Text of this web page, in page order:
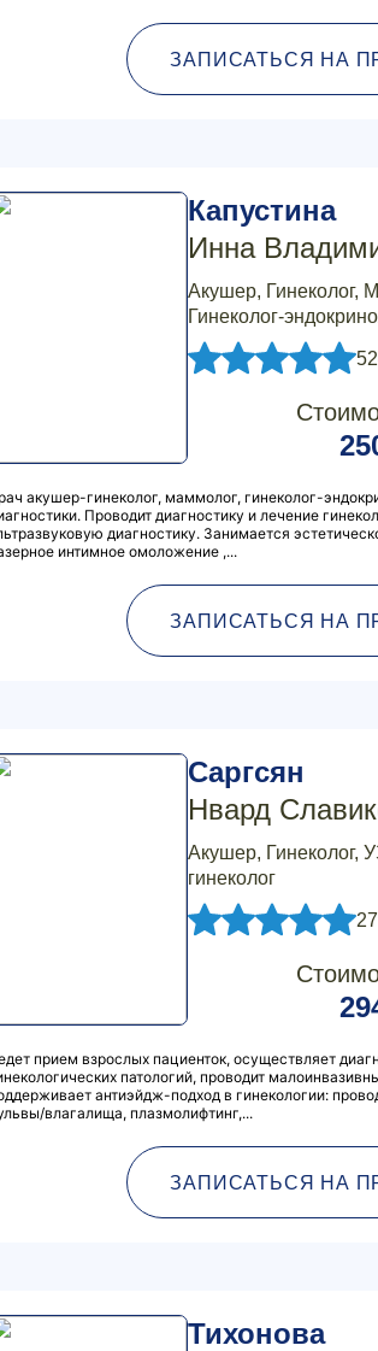
ЗАПИСАТЬСЯ НА
Капустина
Инна
Акушер, Гинеколог,
Гинеколог-
акушер-гинеколог, маммолог, гинеколог-
Проводит диагностику и лечение
диагностику. Занимается
интимное омоложение ,...
ЗАПИСАТЬСЯ НА
Саргсян
Нвард
Акушер, Гинеколог,
гинеколог
прием взрослых пациенток, осуществляет
патологий, проводит
антиэйдж-подход в гинекологии:
влагалища, плазмолифтинг,...
ЗАПИСАТЬСЯ НА
Тихонова